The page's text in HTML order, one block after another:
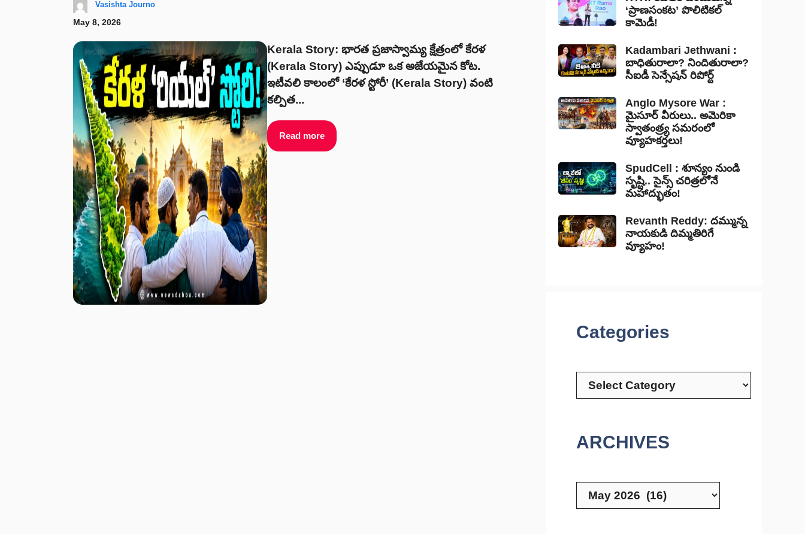
Vasishta Journo
May 8, 2026
Kerala Story: భారత ప్రజాస్వామ్య క్షేత్రంలో కేరళ
(Kerala Story) ఎప్పుడూ ఒక అజేయమైన కోట.
ఇటీవలి కాలంలో ‘కేరళ స్టోరీ’ (Kerala Story) వంటి
కల్పిత...
Read more
‘ప్రాణసంకట’ పొలిటికల్
కామెడీ!
Kadambari Jethwani :
బాధితురాలా? నిందితురాలా?
సీఐడీ సెన్సేషన్ రిపోర్ట్
Anglo Mysore War :
మైసూర్ వీరులు.. అమెరికా
స్వాతంత్ర్య సమరంలో
వ్యూహకర్తలు!
SpudCell : శూన్యం నుండి
సృష్టి.. సైన్స్ చరిత్రలోనే
మహాద్భుతం!
Revanth Reddy: దమ్మున్న
నాయకుడి దిమ్మతిరిగే
వ్యూహం!
Categories
ARCHIVES